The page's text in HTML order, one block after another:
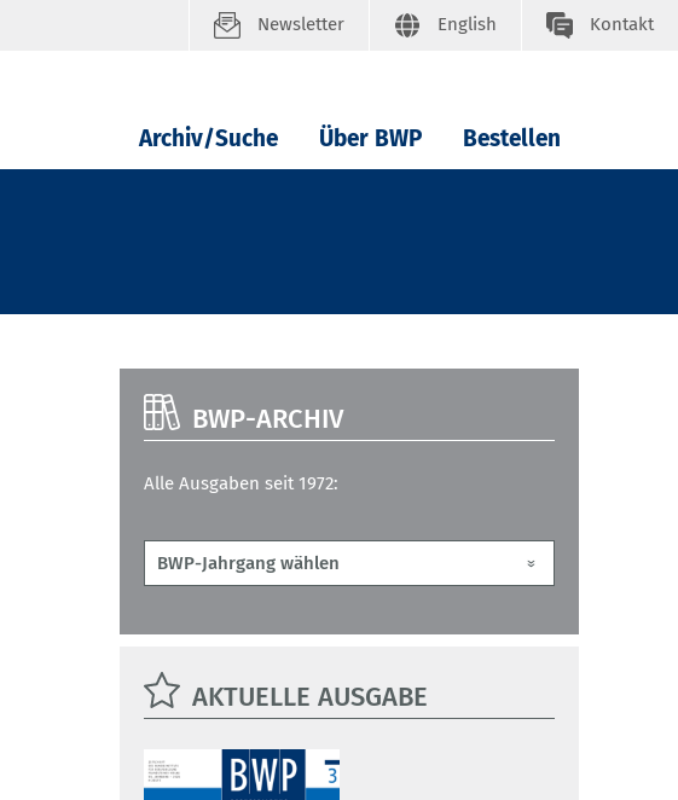
Newsletter English Kontakt
Archiv/Suche Über BWP Bestellen
BWP-ARCHIV
Alle Ausgaben seit 1972:
AKTUELLE AUSGABE